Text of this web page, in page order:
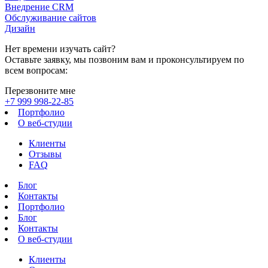
Внедрение CRM
Обслуживание сайтов
Дизайн
Нет времени изучать сайт?
Оставьте заявку, мы позвоним вам и проконсультируем по
всем вопросам:
Перезвоните мне
+7 999 998-22-85
Портфолио
О веб-студии
Клиенты
Отзывы
FAQ
Блог
Контакты
Портфолио
Блог
Контакты
О веб-студии
Клиенты